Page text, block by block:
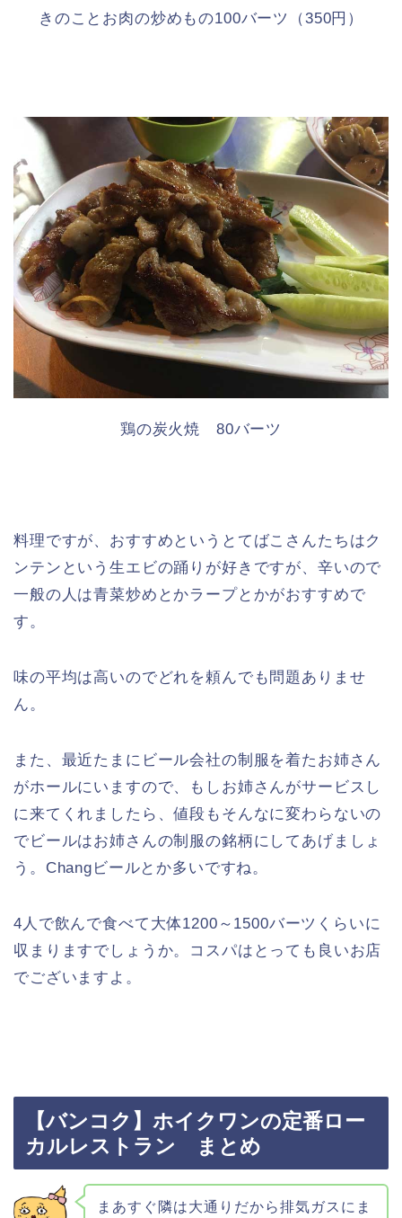
きのことお肉の炒めもの100バーツ（350円）
鶏の炭火焼 80バーツ
料理ですが、おすすめというとてばこさんたちはク
ンテンという生エビの踊りが好きですが、辛いので
一般の人は青菜炒めとかラープとかがおすすめで
す。
味の平均は高いのでどれを頼んでも問題ありませ
ん。
また、最近たまにビール会社の制服を着たお姉さん
がホールにいますので、もしお姉さんがサービスし
に来てくれましたら、値段もそんなに変わらないの
でビールはお姉さんの制服の銘柄にしてあげましょ
う。Changビールとか多いですね。
4人で飲んで食べて大体1200～1500バーツくらいに
収まりますでしょうか。コスパはとっても良いお店
でございますよ。
【バンコク】ホイクワンの定番ロー
カルレストラン まとめ
まあすぐ隣は大通りだから排気ガスにま